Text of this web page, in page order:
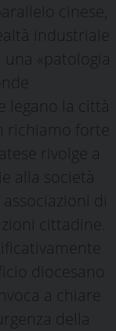
cinese,
industriale
una «patologia
legano la città
forte
rivolge a
alla società
di
cittadine.
diocesano
a chiare
della